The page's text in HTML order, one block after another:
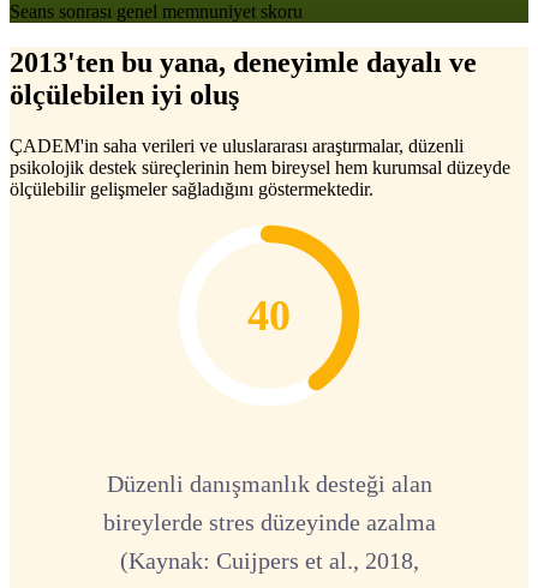
Seans sonrası genel memnuniyet skoru
2013'ten bu yana, deneyimle dayalı ve
ölçülebilen iyi oluş
ÇADEM'in saha verileri ve uluslararası araştırmalar, düzenli
psikolojik destek süreçlerinin hem bireysel hem kurumsal düzeyde
ölçülebilir gelişmeler sağladığını göstermektedir.
40
Düzenli danışmanlık desteği alan
bireylerde stres düzeyinde azalma
(Kaynak: Cuijpers et al., 2018,